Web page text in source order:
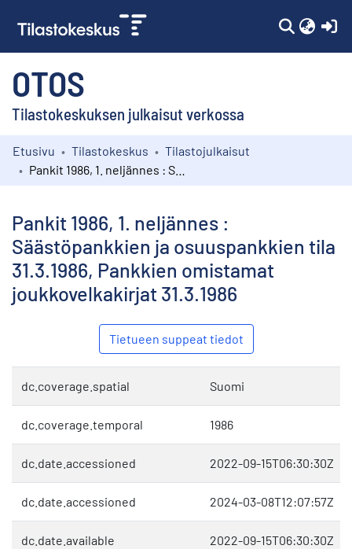
OTOS
Tilastokeskuksen julkaisut verkossa
Kokoelmat
Etusivu Tilastokeskus
Tilastojulkaisut
Pankit 1986, 1. neljännes :
Säästöpankkien ja osuuspankkien tila
31.3.1986, Pankkien omistamat
joukkovelkakirjat 31.3.1986
Tietueen suppeat tiedot
dc.coverage.spatial Suomi
dc.coverage.temporal 1986
dc.date.accessioned 2022-09-15T06:30:30Z
dc.date.accessioned 2024-03-08T12:07:57Z
dc.date.available 2022-09-15T06:30:30Z